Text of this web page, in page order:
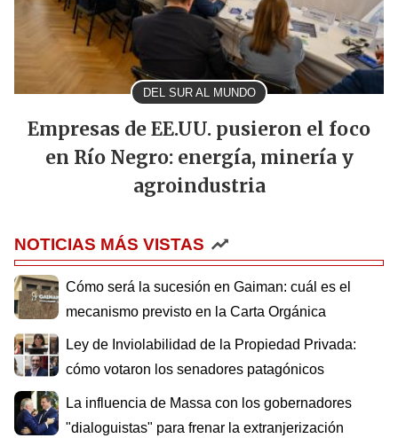
DEL SUR AL MUNDO
Empresas de EE.UU. pusieron el foco
en Río Negro: energía, minería y
agroindustria
NOTICIAS MÁS VISTAS
Cómo será la sucesión en Gaiman: cuál es el
mecanismo previsto en la Carta Orgánica
Ley de Inviolabilidad de la Propiedad Privada:
cómo votaron los senadores patagónicos
La influencia de Massa con los gobernadores
"dialoguistas" para frenar la extranjerización